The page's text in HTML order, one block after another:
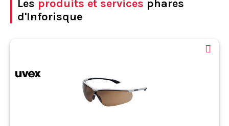
Les produits et services phares
d'Inforisque